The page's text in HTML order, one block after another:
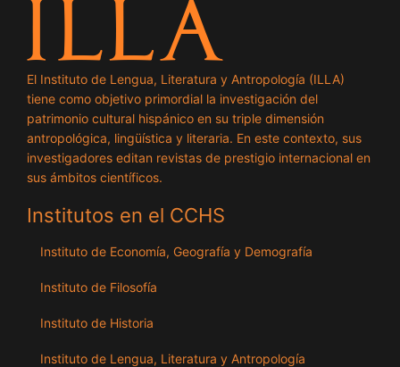
El Instituto de Lengua, Literatura y Antropología (ILLA)
tiene como objetivo primordial la investigación del
patrimonio cultural hispánico en su triple dimensión
antropológica, lingüística y literaria. En este contexto, sus
investigadores editan revistas de prestigio internacional en
sus ámbitos científicos.
Institutos en el CCHS
Instituto de Economía, Geografía y Demografía
Instituto de Filosofía
Instituto de Historia
Instituto de Lengua, Literatura y Antropología